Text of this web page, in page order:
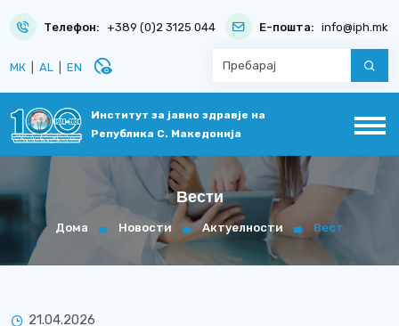
Телефон: +389 (0)2 3125 044 Е-пошта: info@iph.mk
МК AL EN disabled_visible
Институт за јавно здравје на
Република С. Македонија
Вести
Дома Новости Актуелности Вест
21.04.2026